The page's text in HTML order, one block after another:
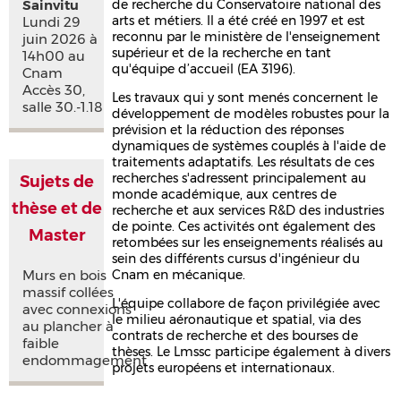
de recherche du Conservatoire national des
arts et métiers. Il a été créé en 1997 et est
reconnu par le ministère de l'enseignement
supérieur et de la recherche en tant
qu'équipe d’accueil (EA 3196).
Les travaux qui y sont menés concernent le
développement de modèles robustes pour la
prévision et la réduction des réponses
dynamiques de systèmes couplés à l'aide de
traitements adaptatifs. Les résultats de ces
recherches s'adressent principalement au
monde académique, aux centres de
recherche et aux services R&D des industries
de pointe. Ces activités ont également des
retombées sur les enseignements réalisés au
sein des différents cursus d'ingénieur du
Cnam en mécanique.
L'équipe collabore de façon privilégiée avec
le milieu aéronautique et spatial, via des
contrats de recherche et des bourses de
thèses. Le Lmssc participe également à divers
projets européens et internationaux.
Sainvitu
Lundi 29
juin 2026 à
14h00 au
Cnam
Accès 30,
salle 30.-1.18
Sujets de
thèse et de
Master
Murs en bois
massif collées
avec connexions
au plancher à
faible
endommagement